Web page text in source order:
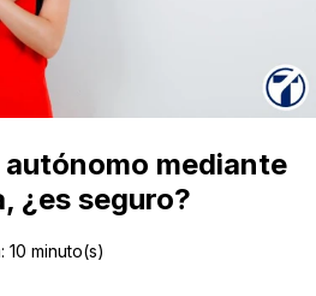
mediante
¿es seguro?
10 minuto(s)